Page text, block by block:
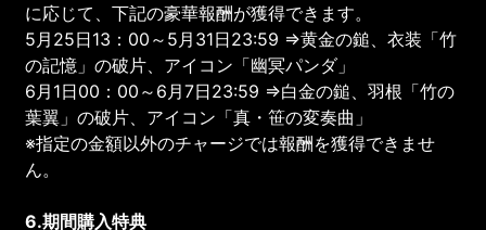
に応じて、下記の豪華報酬が獲得できます。
5月25日13：00～5月31日23:59 ⇒黄金の鎚、衣装「竹
の記憶」の破片、アイコン「幽冥パンダ」
6月1日00：00～6月7日23:59 ⇒白金の鎚、羽根「竹の
葉翼」の破片、アイコン「真・笹の変奏曲」
※指定の金額以外のチャージでは報酬を獲得できませ
ん。
6.期間購入特典